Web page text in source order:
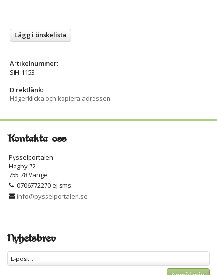
Lägg i önskelista
Artikelnummer:
SiH-1153
Direktlänk:
Högerklicka och kopiera adressen
Kontakta oss
Pysselportalen
Hagby 72
755 78 Vänge
0706772270 ej sms
info@pysselportalen.se
Nyhetsbrev